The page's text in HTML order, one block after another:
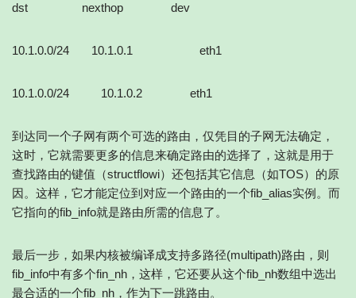
dst nexthop dev
10.1.0.0/24 10.1.0.1 eth1
10.1.0.0/24 10.1.0.2 eth1
到达同一个子网有两个可选的路由，仅凭目的子网无法确定，
这时，它就需要更多的信息来确定路由的选择了，这就是用于
查找路由的键值（structflowi）还包括其它信息（如TOS）的原
因。这样，它才能定位到对应一个路由的一个fib_alias实例。而
它指向的fib_info就是路由所需的信息了。
最后一步，如果内核被编译成支持多路径(multipath)路由，则
fib_info中有多个fin_nh，这样，它还要从这个fib_nh数组中选出
最合适的一个fib_nh，作为下一跳路由。